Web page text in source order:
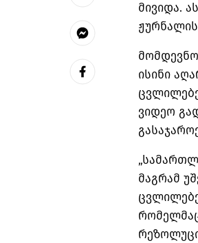
მივიდა.
ისინი
ვიდეო
მაგრამ